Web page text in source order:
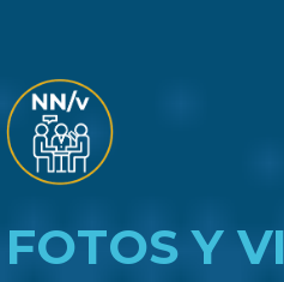
FOTOS Y